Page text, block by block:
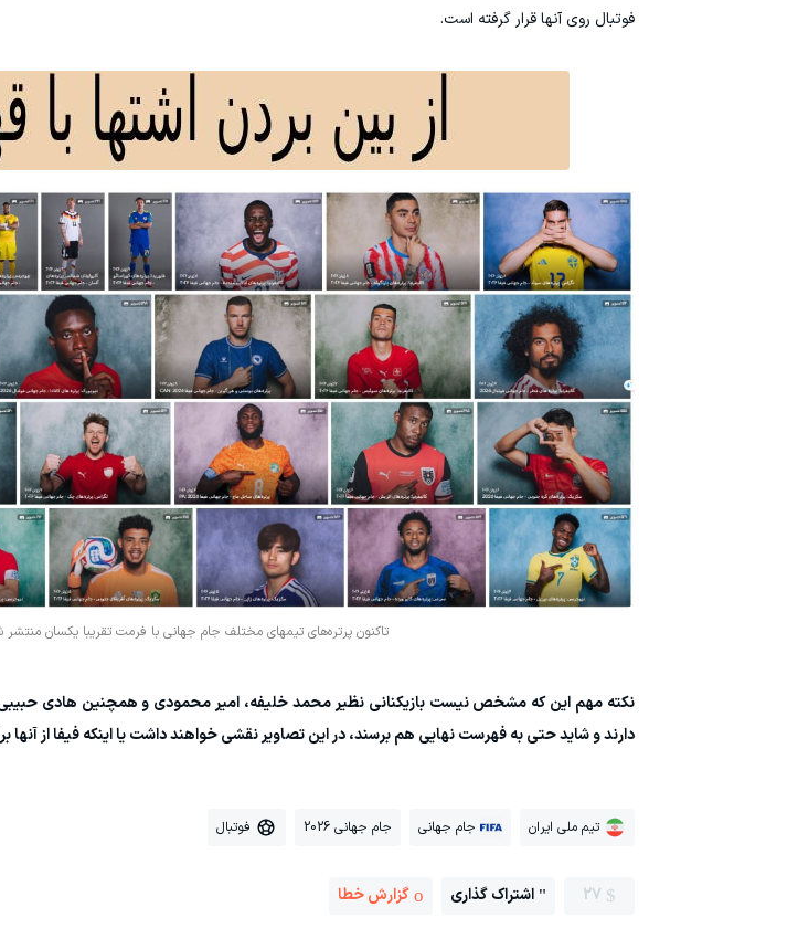
فوتبال روی آنها قرار گرفته است.
تاکنون پرتره‌های تیمهای مختلف جام جهانی با فرمت تقریبا یکسان
نکته مهم این که مشخص نیست بازیکنانی نظیر محمد خلیفه، امیر محمودی و همچنین هادی حبیبی
دارند و شاید حتی به فهرست نهایی هم برسند، در این تصاویر نقشی خواهند داشت یا اینکه فیفا از
تیم ملی ایران جام جهانی جام جهانی 2026 فوتبال
27 اشتراک گذاری گزارش خطا